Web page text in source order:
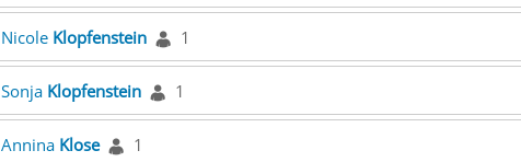
Nicole Klopfenstein 1
Sonja Klopfenstein 1
Annina Klose 1